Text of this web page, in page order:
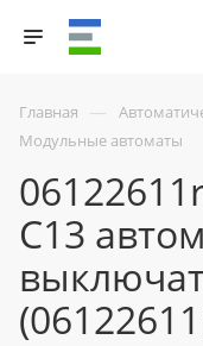
Главная —
Модульные автоматы
C13